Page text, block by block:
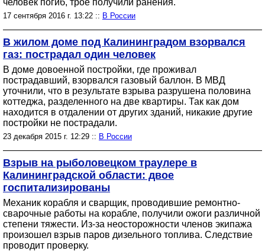
человек погиб, трое получили ранения.
17 сентября 2016 г. 13:22 :: В России
В жилом доме под Калининградом взорвался
газ: пострадал один человек
В доме довоенной постройки, где проживал
пострадавший, взорвался газовый баллон. В МВД
уточнили, что в результате взрыва разрушена половина
коттеджа, разделенного на две квартиры. Так как дом
находится в отдалении от других зданий, никакие другие
постройки не пострадали.
23 декабря 2015 г. 12:29 :: В России
Взрыв на рыболовецком траулере в
Калининградской области: двое
госпитализированы
Механик корабля и сварщик, проводившие ремонтно-
сварочные работы на корабле, получили ожоги различной
степени тяжести. Из-за неосторожности членов экипажа
произошел взрыв паров дизельного топлива. Следствие
проводит проверку.